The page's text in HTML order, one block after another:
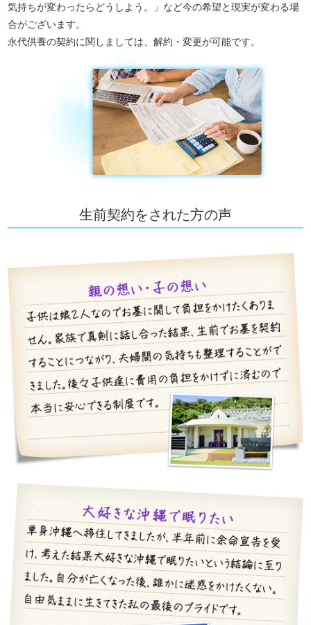
気持ちが変わったらどうしよう。」など今の希望と現実が変わる場
合がございます。
永代供養の契約に関しましては、解約・変更が可能です。
生前契約をされた方の声